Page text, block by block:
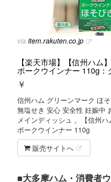
via item.rakuten.co.jp
【楽天市場】【信州ハム
ポークウインナー 110g
￥
信州ハム グリーンマーク ほ
無塩せき 安心 安全性 妊娠中
メインディッシュ 。【信州
ポークウインナー 110g
販売サイトへ
■大多摩ハム・消費者